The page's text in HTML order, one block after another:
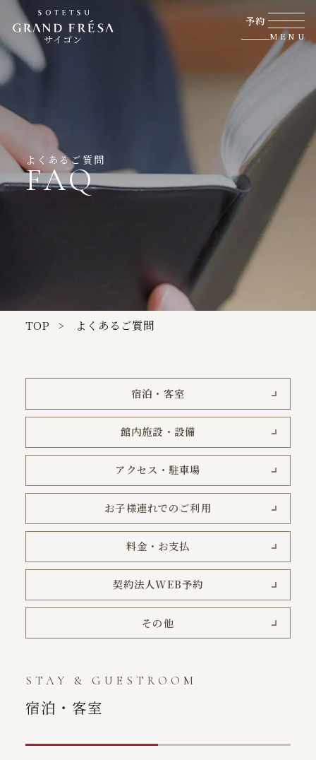
サイゴン
予約
MENU
よくあるご質問
FAQ
TOP よくあるご質問
宿泊・客室
館内施設・設備
アクセス・駐車場
お子様連れでのご利用
料金・お支払
契約法人WEB予約
その他
STAY & GUESTROOM
宿泊・客室